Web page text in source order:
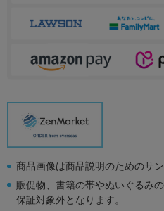
商品画像は商品説明のためのサ
販促物、書籍の帯やぬいぐるみ
保証対象外となります。